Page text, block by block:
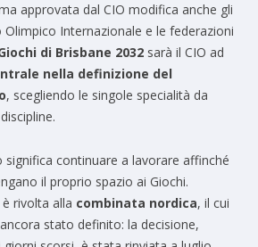
approvata dal CIO modifica anche gli
Internazionale e le federazioni
di Brisbane 2032 sarà il CIO ad
nella definizione del
, scegliendo le singole specialità da
significa continuare a lavorare affinché
il proprio spazio ai Giochi.
rivolta alla combinata nordica, il cui
stato definito: la decisione,